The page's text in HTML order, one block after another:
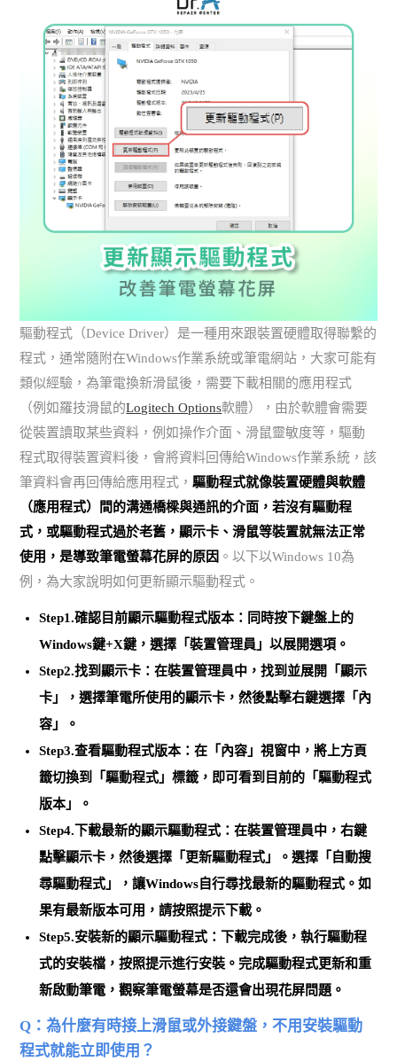
驅動程式（Device Driver）是一種用來跟裝置硬體取得聯繫的
程式，通常隨附在Windows作業系統或筆電網站，大家可能有
類似經驗，為筆電換新滑鼠後，需要下載相關的應用程式
（例如羅技滑鼠的Logitech Options軟體），由於軟體會需要
從裝置讀取某些資料，例如操作介面、滑鼠靈敏度等，驅動
程式取得裝置資料後，會將資料回傳給Windows作業系統，該
筆資料會再回傳給應用程式，驅動程式就像裝置硬體與軟體
（應用程式）間的溝通橋樑與通訊的介面，若沒有驅動程
式，或驅動程式過於老舊，顯示卡、滑鼠等裝置就無法正常
使用，是導致筆電螢幕花屏的原因 。以下以Windows 10為
例，為大家說明如何更新顯示驅動程式。
Step1.確認目前顯示驅動程式版本：同時按下鍵盤上的
Windows鍵+X鍵 ，選擇「裝置管理員」以展開選項。
Step2.找到顯示卡：在裝置管理員中，找到並展開「顯示
卡」，選擇筆電所使用的顯示卡，然後點擊右鍵選擇「內
容」。
Step3.查看驅動程式版本：在「內容」視窗中，將上方頁
籤切換到「驅動程式」標籤，即可看到目前的「驅動程式
版本」。
Step4.下載最新的顯示驅動程式：在裝置管理員中，右鍵
點擊顯示卡，然後選擇「更新驅動程式」。選擇「自動搜
尋驅動程式」，讓Windows自行尋找最新的驅動程式 。如
果有最新版本可用，請按照提示下載。
Step5.安裝新的顯示驅動程式：下載完成後，執行驅動程
式的安裝檔，按照提示進行安裝。完成驅動程式更新和重
新啟動筆電 ，觀察筆電螢幕是否還會出現花屏問題。
Q：為什麼有時接上滑鼠或外接鍵盤，不用安裝驅動
程式就能立即使用？